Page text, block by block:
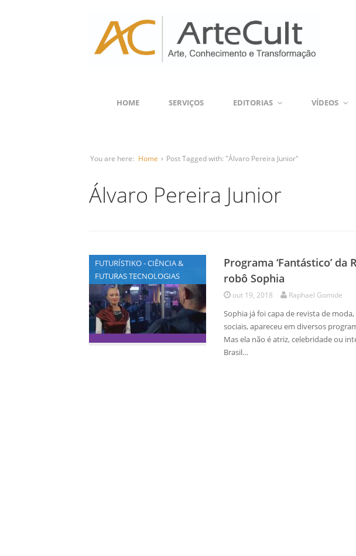
HOME SERVIÇOS EDITORIAS VÍDEOS
You are here: Home › Post Tagged with: "Álvaro Pereira Junior"
Álvaro Pereira Junior
FUTURÍSTIKO - CIÊNCIA &
FUTURAS TECNOLOGIAS
Programa ‘Fantástico’
robô Sophia
out 19, 2018 Raphael Gomide
Sophia já foi capa de revista de
sociais, apareceu em diversos
Mas ela não é atriz, celebridade ou
Brasil…